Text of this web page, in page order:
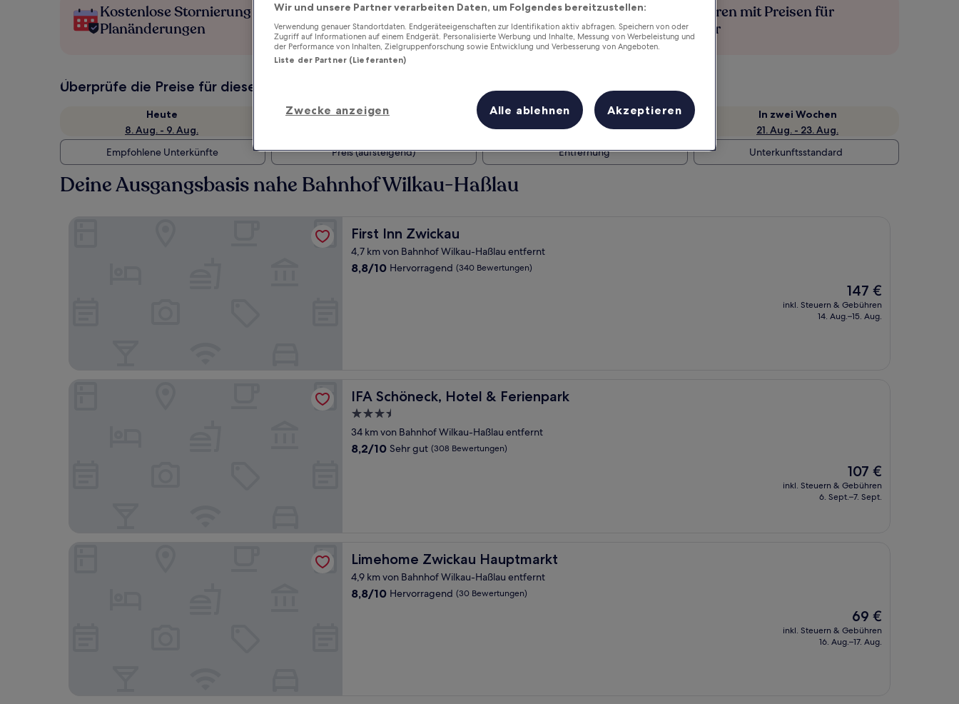
Kostenlose Stornierung bei
Planänderungen
Verdiene Prämien für jede
wahrgenommene Übernachtung
Mehr sparen mit Preisen für
Mitglieder
Überprüfe die Preise für diese Daten
Heute
8. Aug. - 9. Aug.
Morgen
Nächstes Wochenende
14. Aug. - 16. Aug.
In zwei Wochen
21. Aug. - 23. Aug.
Empfohlene Unterkünfte
Preis (aufsteigend) Entfernung Unterkunftsstandard
Deine Ausgangsbasis nahe Bahnhof Wilkau-Haßlau
First Inn Zwickau
First Inn Zwickau
4,7 km von Bahnhof Wilkau-Haßlau entfernt
8.8
8,8/10 Hervorragend (340 Bewertungen)
Der
Preis
beträgt
147 €
inkl. Steuern & Gebühren
14. Aug.–15. Aug.
IFA Schöneck, Hotel & Ferienpark
IFA Schöneck, Hotel & Ferienpark
3.5-
Sterne-
Unterkunft
34 km von Bahnhof Wilkau-Haßlau entfernt
8.2
8,2/10 Sehr gut (308 Bewertungen)
Der
Preis
beträgt
107 €
inkl. Steuern & Gebühren
6. Sept.–7. Sept.
Limehome Zwickau Hauptmarkt
Limehome Zwickau Hauptmarkt
4,9 km von Bahnhof Wilkau-Haßlau entfernt
8.8
8,8/10 Hervorragend (30 Bewertungen)
Der
Preis
beträgt
69 €
inkl. Steuern & Gebühren
16. Aug.–17. Aug.
Wir und unsere Partner verarbeiten Daten, um Folgendes bereitzustellen:
Verwendung genauer Standortdaten. Endgeräteeigenschaften zur Identifikation aktiv abfragen. Speichern von oder
Zugriff auf Informationen auf einem Endgerät. Personalisierte Werbung und Inhalte, Messung von Werbeleistung und
der Performance von Inhalten, Zielgruppenforschung sowie Entwicklung und Verbesserung von Angeboten.
Liste der Partner (Lieferanten)
Zwecke anzeigen Alle ablehnen Akzeptieren